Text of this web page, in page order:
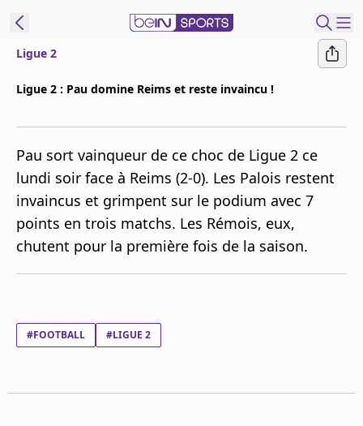
Replays
Podcasts
En Direct
Gérer les
notifications
beINSPIRED
Cookies
Ligue 2
Ligue 2 : Pau domine Reims et reste invaincu !
Pau sort vainqueur de ce choc de Ligue 2 ce
lundi soir face à Reims (2-0). Les Palois restent
invaincus et grimpent sur le podium avec 7
points en trois matchs. Les Rémois, eux,
chutent pour la première fois de la saison.
#FOOTBALL #LIGUE 2